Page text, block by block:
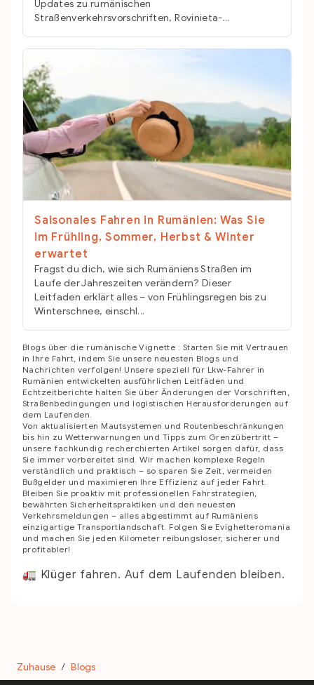
Updates zu rumänischen
Straßenverkehrsvorschriften, Rovinieta-...
Saisonales Fahren in Rumänien: Was Sie
im Frühling, Sommer, Herbst & Winter
erwartet
Fragst du dich, wie sich Rumäniens Straßen im
Laufe der Jahreszeiten verändern? Dieser
Leitfaden erklärt alles – von Frühlingsregen bis zu
Winterschnee, einschl...
Blogs über die rumänische Vignette : Starten Sie mit Vertrauen
in Ihre Fahrt, indem Sie unsere neuesten Blogs und
Nachrichten verfolgen! Unsere speziell für Lkw-Fahrer in
Rumänien entwickelten ausführlichen Leitfäden und
Echtzeitberichte halten Sie über Änderungen der Vorschriften,
Straßenbedingungen und logistischen Herausforderungen auf
dem Laufenden.
Von aktualisierten Mautsystemen und Routenbeschränkungen
bis hin zu Wetterwarnungen und Tipps zum Grenzübertritt –
unsere fachkundig recherchierten Artikel sorgen dafür, dass
Sie immer vorbereitet sind. Wir machen komplexe Regeln
verständlich und praktisch – so sparen Sie Zeit, vermeiden
Bußgelder und maximieren Ihre Effizienz auf jeder Fahrt.
Bleiben Sie proaktiv mit professionellen Fahrstrategien,
bewährten Sicherheitspraktiken und den neuesten
Verkehrsmeldungen – alles abgestimmt auf Rumäniens
einzigartige Transportlandschaft. Folgen Sie Evighetteromania
und machen Sie jeden Kilometer reibungsloser, sicherer und
profitabler!
🚛 Klüger fahren. Auf dem Laufenden bleiben.
Zuhause / Blogs